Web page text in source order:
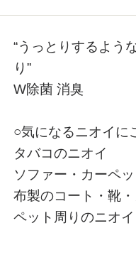
“うっとりするよう
り”
W除菌 消臭
○気になるニオイに
タバコのニオイ
ソファー・カーペ
布製のコート・靴
ペット周りのニオイ